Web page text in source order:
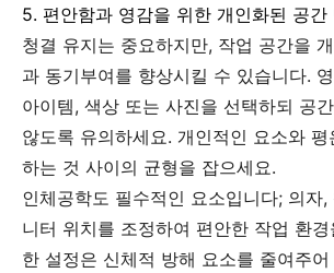
5. 편안함과 영감을 위한 개인화된 공간
청결 유지는 중요하지만, 작업 공간을
과 동기부여를 향상시킬 수 있습니다.
아이템, 색상 또는 사진을 선택하되 공
않도록 유의하세요. 개인적인 요소와
하는 것 사이의 균형을 잡으세요.
인체공학도 필수적인 요소입니다; 의자
니터 위치를 조정하여 편안한 작업 환
한 설정은 신체적 방해 요소를 줄여주